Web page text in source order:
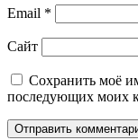
Email *
Сайт
Сохранить моё
последующих моих